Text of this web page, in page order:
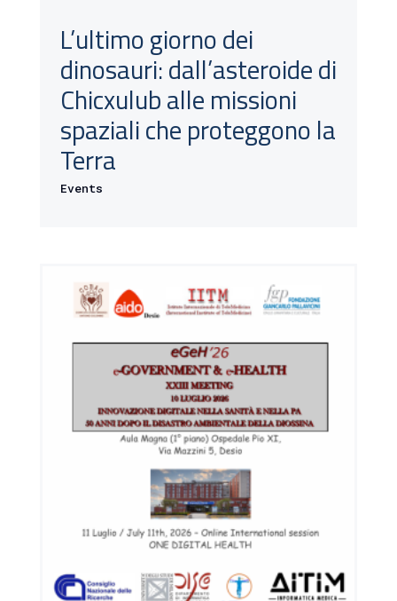
L’ultimo giorno dei
dinosauri: dall’asteroide di
Chicxulub alle missioni
spaziali che proteggono la
Terra
Events